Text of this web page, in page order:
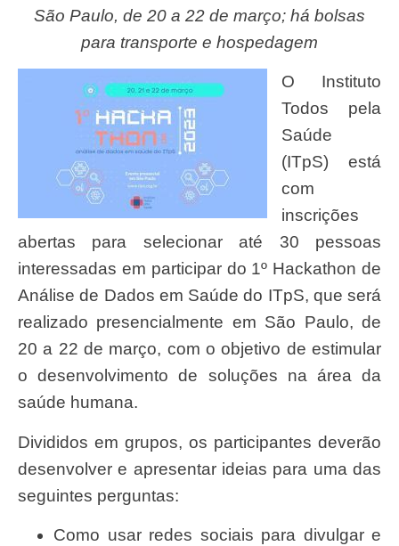
São Paulo, de 20 a 22 de março; há bolsas
para transporte e hospedagem
O Instituto
Todos pela
Saúde
(ITpS) está
com
inscrições
abertas para selecionar até 30 pessoas
interessadas em participar do 1º Hackathon de
Análise de Dados em Saúde do ITpS, que será
realizado presencialmente em São Paulo, de
20 a 22 de março, com o objetivo de estimular
o desenvolvimento de soluções na área da
saúde humana.
Divididos em grupos, os participantes deverão
desenvolver e apresentar ideias para uma das
seguintes perguntas:
Como usar redes sociais para divulgar e